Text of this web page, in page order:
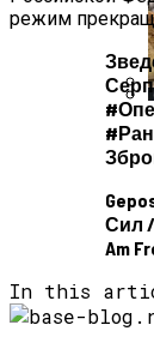
режим
Сил /
Am
In this